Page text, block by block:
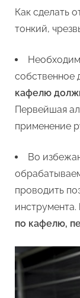
Как сделать
тонкий,
собственное
кафелю
Первейшая
применение
Во
проводить
инструмента.
по кафелю,